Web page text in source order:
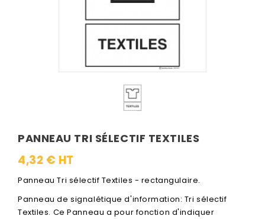
PANNEAU TRI SÉLECTIF TEXTILES
4,32 € HT
Panneau Tri sélectif Textiles - rectangulaire.
Panneau de signalétique d'information: Tri sélectif
Textiles. Ce Panneau a pour fonction d'indiquer